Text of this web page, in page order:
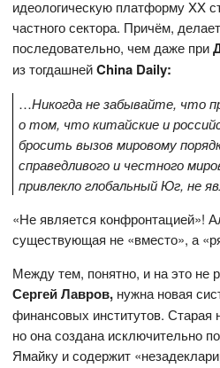
идеологическую платформу XX
частного сектора. Причём,
последовательно, чем даже при
из тогдашнейChina Daily:
…Никогда не забывайте, что
о том, что китайские и
бросить вызов мировому
справедливого и честного
привлекло глобальный Юг, не
«Не является конфронтацией»!
существующая не «вместо», а
Между тем, понятно, и на это не
Сергей Лавров, нужна новая
финансовых институтов. Старая
но она создана исключительно
Ямайку и содержит